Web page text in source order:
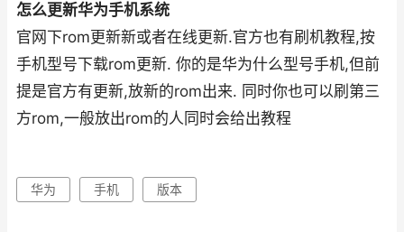
怎么更新华为手机系统
官网下rom更新新或者在线更新.官方也有刷机教程,按
手机型号下载rom更新. 你的是华为什么型号手机,但前
提是官方有更新,放新的rom出来. 同时你也可以刷第三
方rom,一般放出rom的人同时会给出教程
华为 手机 版本